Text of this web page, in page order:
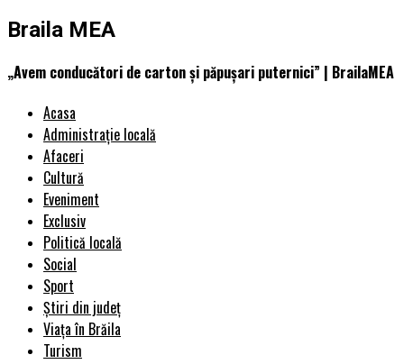
Braila MEA
„Avem conducători de carton şi păpuşari puternici” | BrailaMEA
Acasa
Administrație locală
Afaceri
Cultură
Eveniment
Exclusiv
Politică locală
Social
Sport
Știri din județ
Viața în Brăila
Turism